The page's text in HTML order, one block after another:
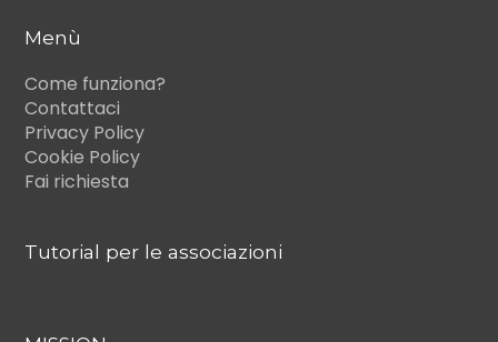
Menù
Come funziona?
Contattaci
Privacy Policy
Cookie Policy
Fai richiesta
Tutorial per le associazioni